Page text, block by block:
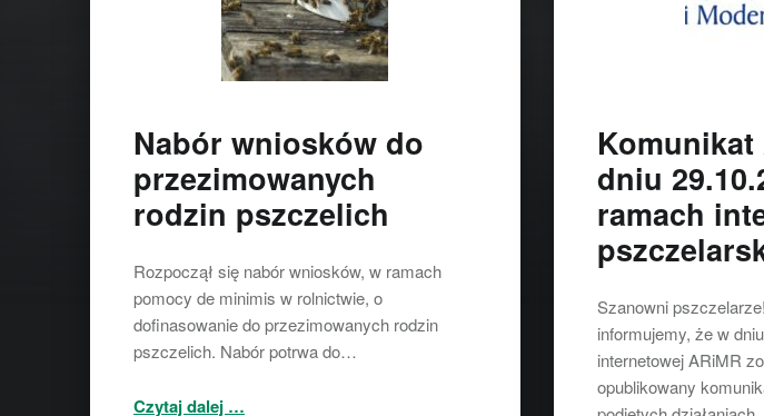
Nabór wniosków do
przezimowanych
rodzin pszczelich
Rozpoczął się nabór wniosków, w ramach
pomocy de minimis w rolnictwie, o
dofinasowanie do przezimowanych rodzin
pszczelich. Nabór potrwa do…
Czytaj dalej …
Komunikat
dniu
ramach
Szanowni
informujemy, że w
internetowej ARiMR
opublikowany